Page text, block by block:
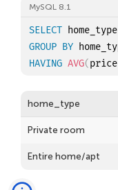
MySQL 8.1
SELECT home_type
GROUP BY
HAVING AVG(price
home_type
Private room
Entire home/apt